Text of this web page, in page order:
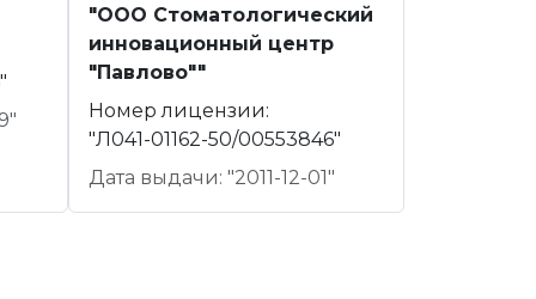
"ООО Стоматологический
инновационный центр
"Павлово""
Номер лицензии:
"Л041-01162-50/00553846"
Дата выдачи: "2011-12-01"